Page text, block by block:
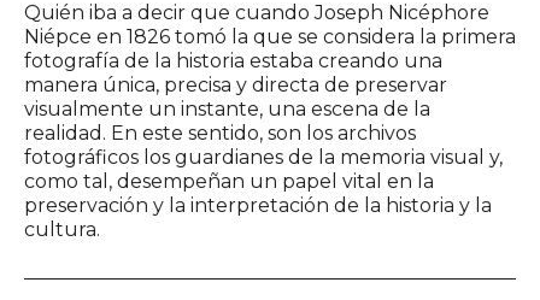
Quién iba a decir que cuando Joseph Nicéphore
Niépce en 1826 tomó la que se considera la primera
fotografía de la historia estaba creando una
manera única, precisa y directa de preservar
visualmente un instante, una escena de la
realidad. En este sentido, son los archivos
fotográficos los guardianes de la memoria visual y,
como tal, desempeñan un papel vital en la
preservación y la interpretación de la historia y la
cultura.